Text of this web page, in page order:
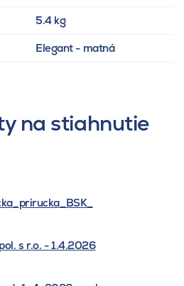
5.4 kg
Elegant - matná
na stiahnutie
s r.o. - 1.4.2026